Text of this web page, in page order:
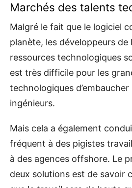
Marchés des talents
Malgré le fait que le logiciel
planète, les développeurs
ressources technologiques
est très difficile pour les
technologiques d’embaucher
ingénieurs.
Mais cela a également
fréquent à des pigistes
à des agences offshore. Le
deux solutions est de savoir